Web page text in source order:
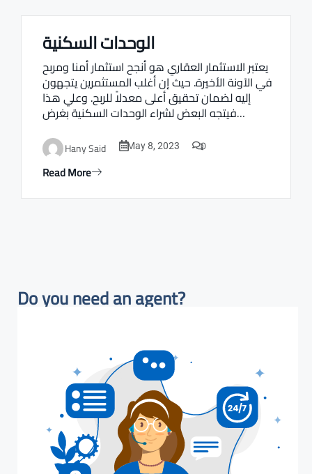
Real estate Estate ville
الوحدات السكنية
يعتبر الاستثمار العقاري هو أنجح استثمار أمنا ومربح
في الآونة الأخيرة. حيث إن أغلب المستثمرين يتجهون
إليه لضمان تحقيق أعلى معدلاً للربح. وعلي هذا
فيتجه البعض لشراء الوحدات السكنية بغرض…
Hany Said May 8, 2023 0
Read More
Do you need an agent?​